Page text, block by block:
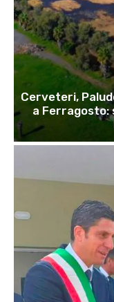
Cerveteri,
a Ferragosto: